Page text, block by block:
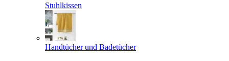
Stuhlkissen
Handtücher und Badetücher